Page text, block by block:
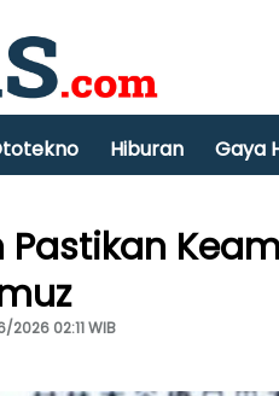
Hiburan Gaya
02:11 WIB